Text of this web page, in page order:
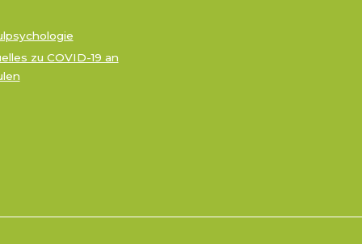
zu COVID-19 an